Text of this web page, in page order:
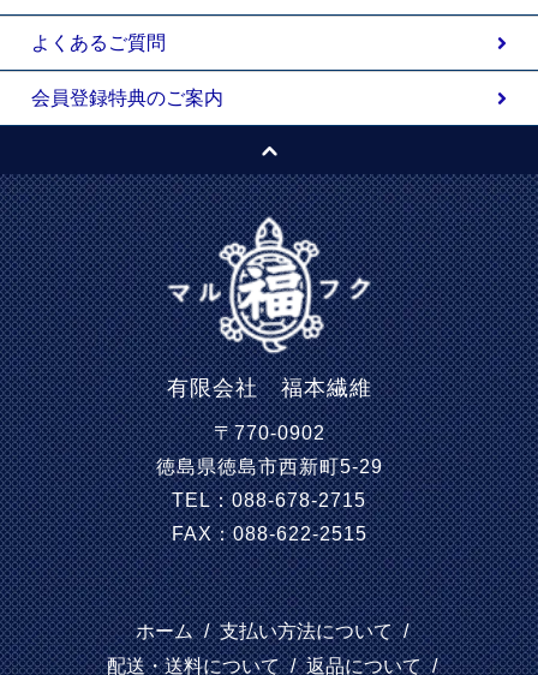
よくあるご質問
会員登録特典のご案内
有限会社 福本繊維
〒770-0902
徳島県徳島市西新町5-29
TEL：088-678-2715
FAX：088-622-2515
ホーム / 支払い方法について /
配送・送料について / 返品について /